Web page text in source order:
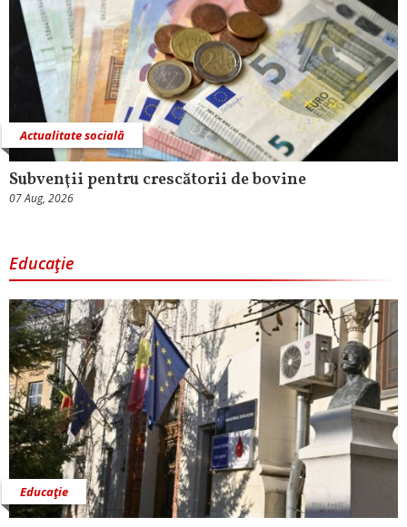
Actualitate socială
Subvenţii pentru crescătorii de bovine
07 Aug, 2026
Educaţie
Educaţie